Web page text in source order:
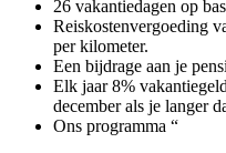
26 vakantiedagen op
Reiskostenvergoeding
per kilometer.
Een bijdrage aan je
Elk jaar 8%
december als je langer
Ons programma “